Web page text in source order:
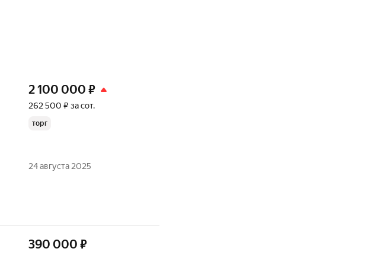
2 100 000 ₽
262 500 ₽ за сот.
торг
24 августа 2025
390 000 ₽